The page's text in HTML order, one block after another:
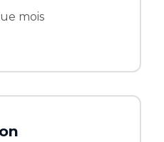
mois